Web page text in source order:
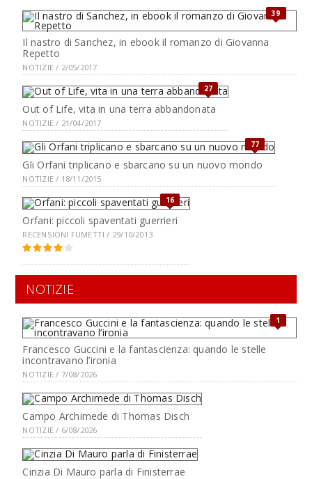
39
Il nastro di Sanchez, in ebook il romanzo di Giovanna
Repetto
NOTIZIE / 2/05/2017
27
Out of Life, vita in una terra abbandonata
NOTIZIE / 21/04/2017
77
Gli Orfani triplicano e sbarcano su un nuovo mondo
NOTIZIE / 18/11/2015
16
Orfani: piccoli spaventati guerrieri
RECENSIONI FUMETTI / 29/10/2013
NOTIZIE
1
Francesco Guccini e la fantascienza: quando le stelle
incontravano l’ironia
NOTIZIE / 7/08/2026
Campo Archimede di Thomas Disch
NOTIZIE / 6/08/2026
Cinzia Di Mauro parla di Finisterrae